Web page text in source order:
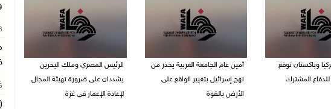
وباكستان توقع
للدفاع المشترك
أمين عام الجامعة العربية يحذر من
نهج إسرائيل بتغيير الواقع على
الأرض بالقوة
الرئيس المصري وملك البحرين
يشددان على ضرورة تهيئة المجال
لإعادة الإعمار في غزة